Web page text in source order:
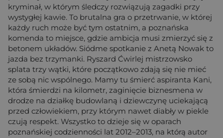
kryminał, w którym śledczy rozwiązują zagadki przy
wystygłej kawie. To brutalna gra o przetrwanie, w której
każdy ruch może być tym ostatnim, a poznańska
komenda to miejsce, gdzie ambicja musi zmierzyć się z
betonem układów. Siódme spotkanie z Anetą Nowak to
jazda bez trzymanki. Ryszard Ćwirlej mistrzowsko
splata trzy wątki, które początkowo zdają się nie mieć
ze sobą nic wspólnego. Mamy tu śmierć aspiranta Kani,
która śmierdzi na kilometr, zaginięcie biznesmena w
drodze na działkę budowlaną i dziewczynę uciekającą
przed człowiekiem, przy którym nawet diabły w piekle
czują respekt. Wszystko to dzieje się w oparach
poznańskiej codzienności lat 2012–2013, na którą autor